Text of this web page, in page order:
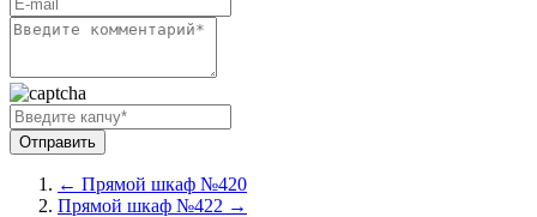
← Прямой шкаф №420
Прямой шкаф №422 →